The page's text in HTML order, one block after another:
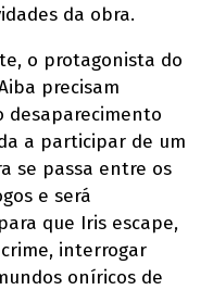
da obra.
o protagonista do
precisam
desaparecimento
a participar de um
se passa entre os
e será
que Iris escape,
interrogar
oníricos de